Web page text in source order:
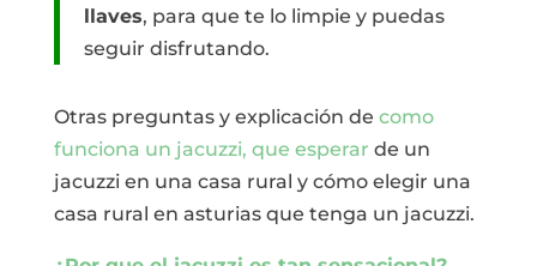
llaves, para que te lo limpie y puedas
seguir disfrutando.
Otras preguntas y explicación de como
funciona un jacuzzi, que esperar de un
jacuzzi en una casa rural y cómo elegir una
casa rural en asturias que tenga un jacuzzi.